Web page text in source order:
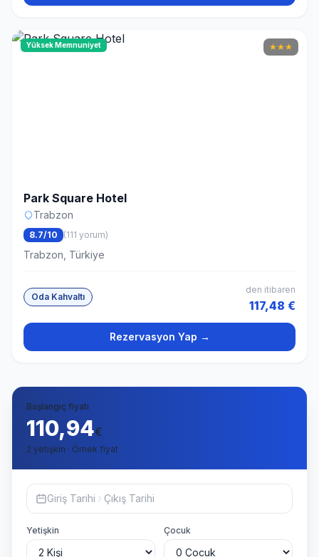
Yüksek Memnuniyet ★★★
Park Square Hotel
Trabzon
8.7/10 (111 yorum)
Trabzon, Türkiye
Oda Kahvaltı
den itibaren
117,48 €
Rezervasyon Yap →
Başlangıç fiyatı
110,94€
2 yetişkin · Örnek fiyat
Giriş Tarihi Çıkış Tarihi
Yetişkin Çocuk